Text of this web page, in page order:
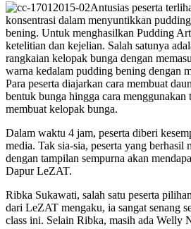
Antusias peserta
konsentrasi dalam menyuntikkan
bening. Untuk menghasilkan Pudding
ketelitian dan kejelian. Salah satunya
rangkaian kelopak bunga dengan
warna kedalam pudding bening dengan
Para peserta diajarkan cara membuat
bentuk bunga hingga cara menggunakan
membuat kelopak bunga.
Dalam waktu 4 jam, peserta diberi
media. Tak sia-sia, peserta yang berhasil
dengan tampilan sempurna akan
Dapur LeZAT.
Ribka Sukawati, salah satu peserta
dari LeZAT mengaku, ia sangat senang
class ini. Selain Ribka, masih ada Welly